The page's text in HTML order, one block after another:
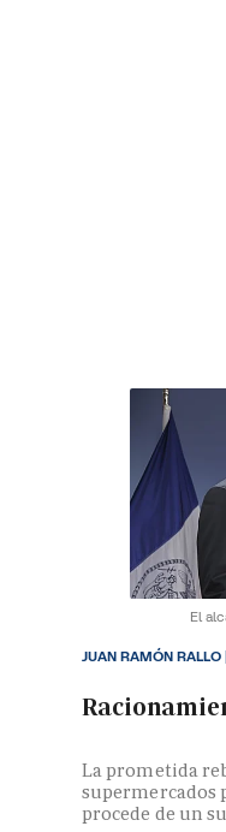
El
La prometida
supermercados
procede de un
JUAN RAMÓN RALLO